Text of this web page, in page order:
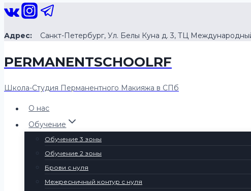
Перейти
содержанию
Адрес: Санкт-Петербург, Ул. Белы Куна д. 3, ТЦ
PERMANENTSCHOOLRF
Школа-Студия Перманентного Макияжа в СПб
О нас
Обучение
Обучение 3 зоны
Обучение 2 зоны
Брови с нуля
Межресничный контур с нуля